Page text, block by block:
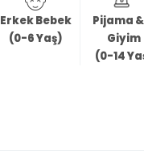
Erkek Bebek
(0-6 Yaş)
Pijama
Giyim
(0-14